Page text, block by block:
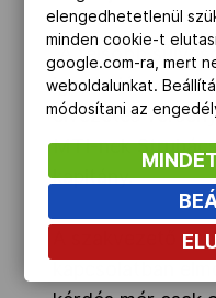
„A felsőbb
igazán jó
élvezetes
MTI-nek
kapitány.
A szakvezető a
elengedhetetlenül
minden cookie-t
google.com-ra, mert
weboldalunkat.
módosítani az